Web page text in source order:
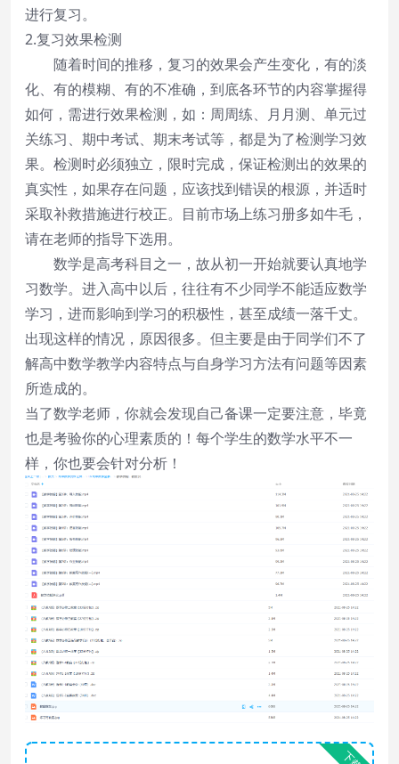
进行复习。
2.复习效果检测
随着时间的推移，复习的效果会产生变化，有的淡
化、有的模糊、有的不准确，到底各环节的内容掌握得
如何，需进行效果检测，如：周周练、月月测、单元过
关练习、期中考试、期末考试等，都是为了检测学习效
果。检测时必须独立，限时完成，保证检测出的效果的
真实性，如果存在问题，应该找到错误的根源，并适时
采取补救措施进行校正。目前市场上练习册多如牛毛，
请在老师的指导下选用。
数学是高考科目之一，故从初一开始就要认真地学
习数学。进入高中以后，往往有不少同学不能适应数学
学习，进而影响到学习的积极性，甚至成绩一落千丈。
出现这样的情况，原因很多。但主要是由于同学们不了
解高中数学教学内容特点与自身学习方法有问题等因素
所造成的。
当了数学老师，你就会发现自己备课一定要注意，毕竟
也是考验你的心理素质的！每个学生的数学水平不一
样，你也要会针对分析！